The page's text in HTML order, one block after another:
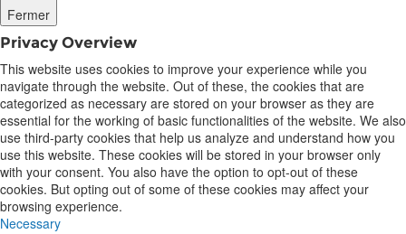
Fermer
Privacy Overview
This website uses cookies to improve your experience while you
navigate through the website. Out of these, the cookies that are
categorized as necessary are stored on your browser as they are
essential for the working of basic functionalities of the website. We also
use third-party cookies that help us analyze and understand how you
use this website. These cookies will be stored in your browser only
with your consent. You also have the option to opt-out of these
cookies. But opting out of some of these cookies may affect your
browsing experience.
Necessary